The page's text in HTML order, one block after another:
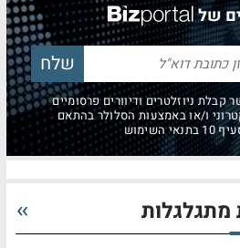
של
קבלת ניוזלטרים ודיוורים פרסומיים
ו/או באמצעות הסלולר בהתאם
השימוש
מתגלגלות